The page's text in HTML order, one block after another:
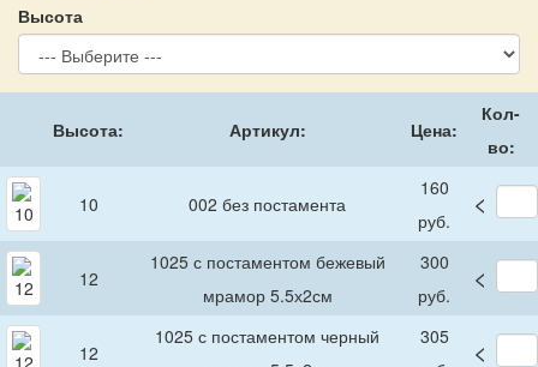
Высота
Высота: Артикул: Цена:
Кол-
во:
10 002 без постамента
160
руб.
<
12
1025 с постаментом бежевый
мрамор 5.5х2см
300
руб.
<
12
1025 с постаментом черный
305
<